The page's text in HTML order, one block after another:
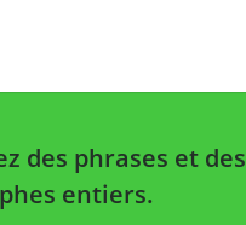
des phrases et des
entiers.